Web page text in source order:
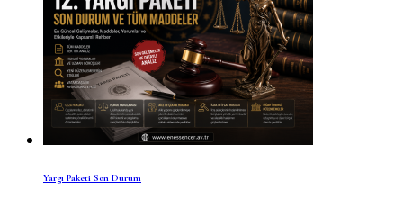
Yargı Paketi Son Durum